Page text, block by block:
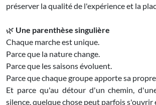
préserver la qualité de l'expérience et la
🌿 Une parenthèse singulière
Chaque marche est unique.
Parce que la nature change.
Parce que les saisons évoluent.
Parce que chaque groupe apporte sa
Et parce qu'au détour d'un chemin,
silence, quelque chose peut parfois s'ouvrir